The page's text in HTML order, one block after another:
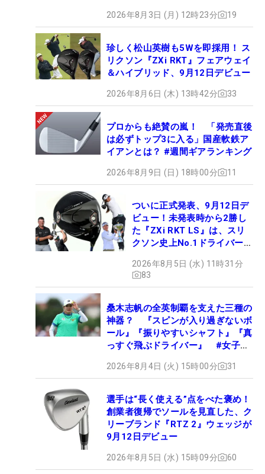
2026年8月3日 (月) 12時23分 19
珍しく松山英樹も5Wを即採用！ ス
リクソン『ZXi RKT』フェアウェイ
＆ハイブリッド、9月12日デビュー
2026年8月6日 (木) 13時42分 33
プロからも絶賛の嵐！ 「発売直後
は必ずトップ3に入る」国産軟鉄ア
イアンとは？ #週間ギアランキング
2026年8月9日 (日) 18時00分 11
ついに正式発表、9月12日デ
ビュー！未発表時から2勝し
た『ZXi RKT LS』は、スリ
クソン史上No.1ドライバー!?
2026年8月5日 (水) 11時31分
83
桑木志帆の全英制覇を支えた三種の
神器？ 『スピンが入り過ぎないボ
ール』『振りやすいシャフト』『真
っすぐ飛ぶドライバー』 #女子プ
2026年8月4日 (火) 15時00分 31
選手は“長く使える”点をべた褒め！
創業者復帰でソールを見直した、ク
リーブランド『RTZ 2』ウェッジが
9月12日デビュー
2026年8月5日 (水) 15時09分 60